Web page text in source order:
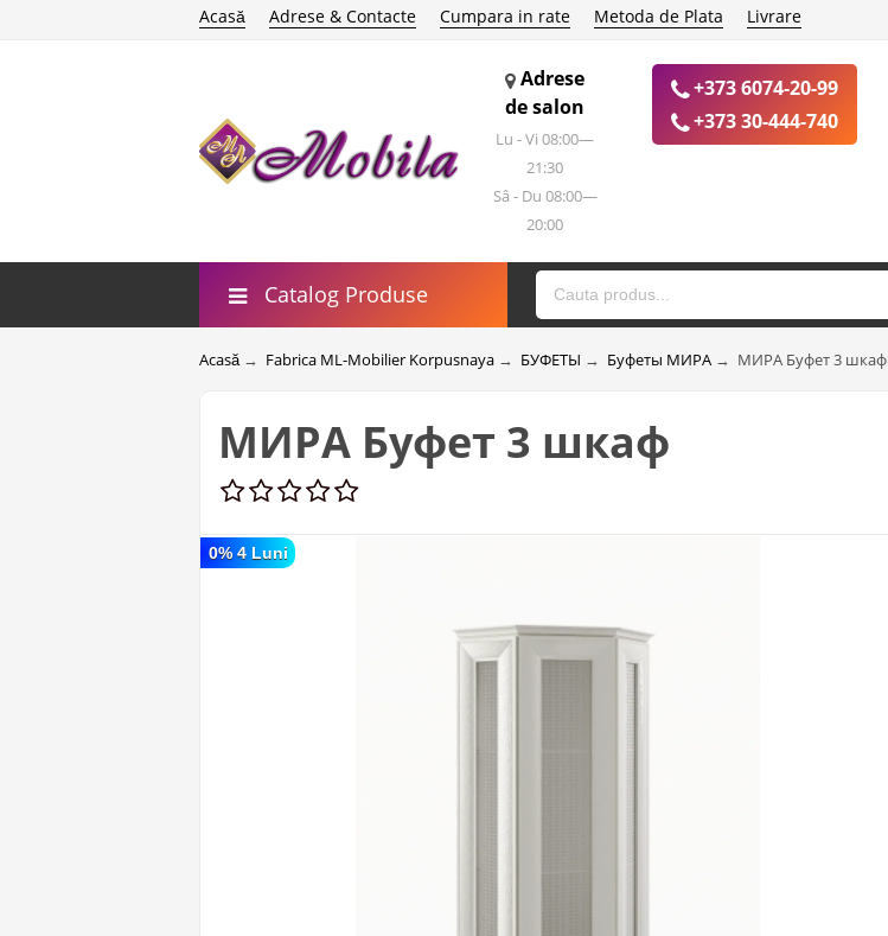
Acasă Adrese & Contacte Cumpara in rate Metoda de Plata Livrare
Adrese
de salon
Lu - Vi 08:00—
21:30
Sâ - Du 08:00—
20:00
+373 6074-20-99
+373 30-444-740
Catalog Produse
Acasă → Fabrica ML-Mobilier Korpusnaya → БУФЕТЫ → Буфеты МИРА → МИРА Буфет 3 шкаф
МИРА Буфет 3 шкаф
0% 4 Luni